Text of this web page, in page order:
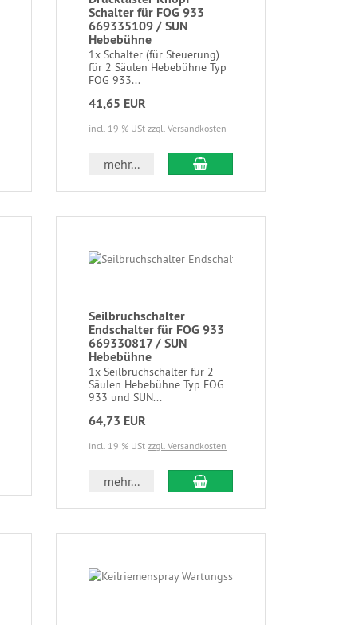
Schalter für FOG 933
669335109 / SUN
Hebebühne
1x Schalter (für Steuerung)
für 2 Säulen Hebebühne Typ
FOG 933...
41,65 EUR
incl. 19 % UStzzgl. Versandkosten
mehr...
Seilbruchschalter
Endschalter für FOG 933
669330817 / SUN
Hebebühne
1x Seilbruchschalter für 2
Säulen Hebebühne Typ FOG
933 und SUN...
64,73 EUR
incl. 19 % UStzzgl. Versandkosten
mehr...